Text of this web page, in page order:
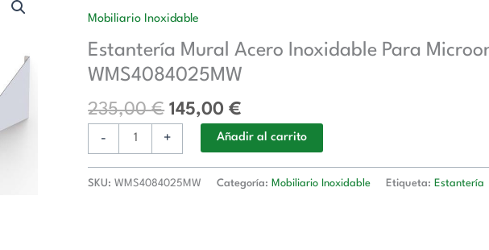
Mobiliario Inoxidable
Estantería Mural Acero Inoxidable Para
WMS4084025MW
235,00€
precio
era:
235,00 €.
145,00€
es:
145,00 €.
-
Inoxidable
Para
Fondo
400
de
800x400x250h
+ Añadir al carrito
SKU:WMS4084025MW Categoría: Mobiliario Inoxidable Etiqueta: Estantería